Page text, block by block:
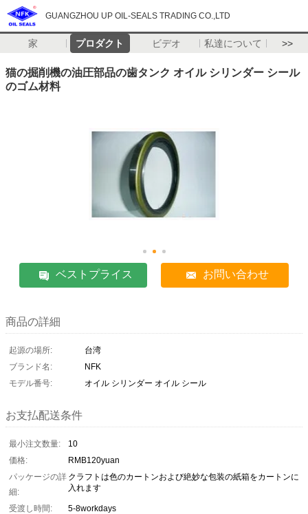
GUANGZHOU UP OIL-SEALS TRADING CO.,LTD
家 プロダクト ビデオ 私達について >>
猫の掘削機の油圧部品の歯タンク オイル シリンダー シール
のゴム材料
ベストプライス お問い合わせ
商品の詳細
起源の場所:
台湾
ブランド名:
NFK
モデル番号:
オイル シリンダー オイル シール
お支払配送条件
最小注文数量:
10
価格:
RMB120yuan
パッケージの詳
細:
クラフトは色のカートンおよび絶妙な包装の紙箱をカートンに
入れます
受渡し時間:
5-8workdays